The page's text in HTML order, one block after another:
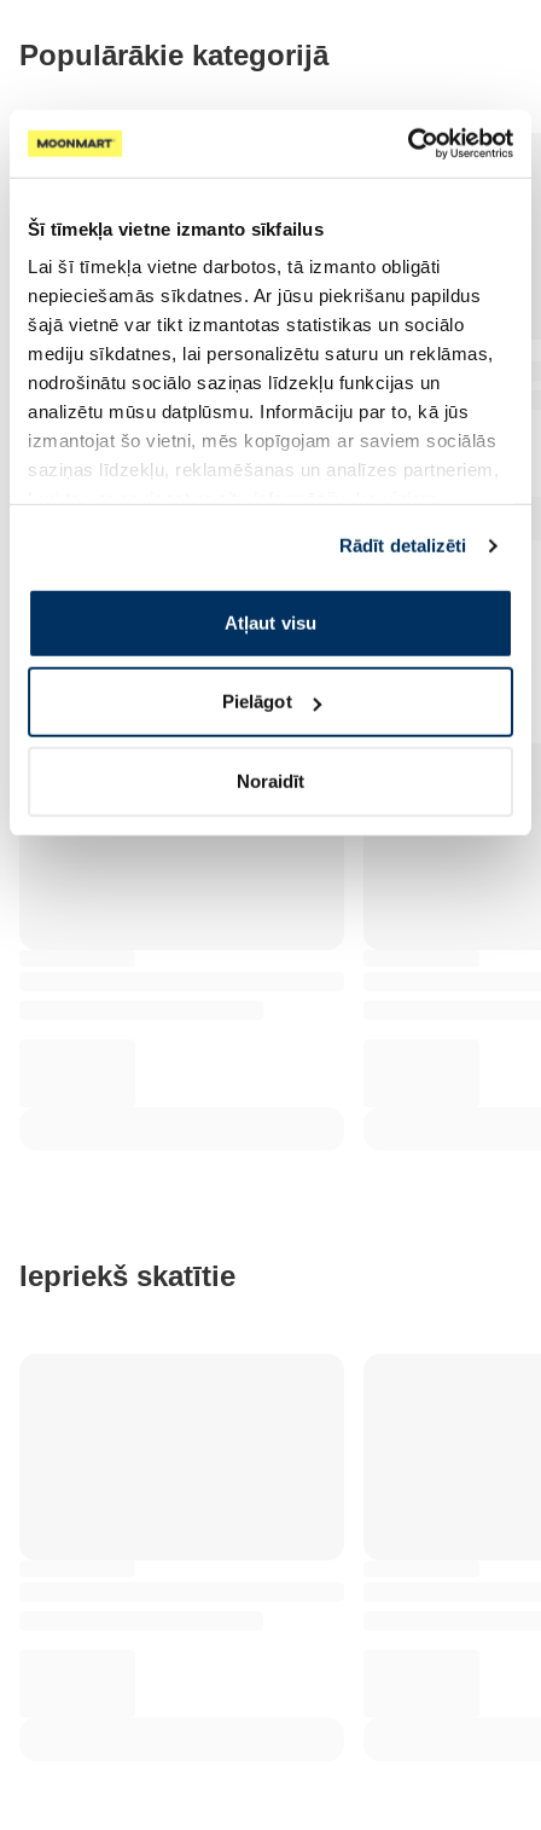
Šī tīmekļa vietne izmanto sīkfailus
Lai šī tīmekļa vietne darbotos, tā izmanto obligāti
nepieciešamās sīkdatnes. Ar jūsu piekrišanu papildus
šajā vietnē var tikt izmantotas statistikas un sociālo
mediju sīkdatnes, lai personalizētu saturu un reklāmas,
nodrošinātu sociālo saziņas līdzekļu funkcijas un
analizētu mūsu datplūsmu. Informāciju par to, kā jūs
izmantojat šo vietni, mēs kopīgojam ar saviem sociālās
saziņas līdzekļu, reklamēšanas un analīzes partneriem,
pakalpojumus. Ja piekrītat šo papildu sīkdatņu
izmantošanai, lūdzu, atzīmējiet savu izvēli:
Rādīt detalizēti
Atļaut visu
Pielāgot
Noraidīt
Populārākie kategorijā
Vēl no šī zīmola
Iepriekš skatītie